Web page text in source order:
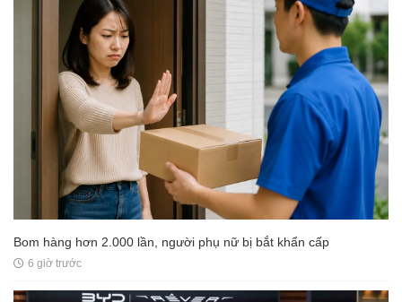
Bom hàng hơn 2.000 lần, người phụ nữ bị bắt khẩn cấp
6 giờ trước